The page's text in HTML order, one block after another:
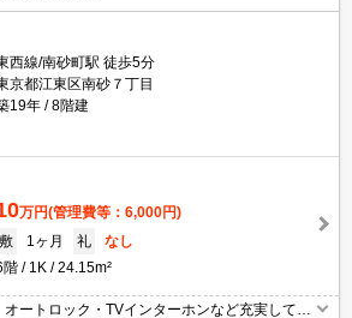
西線/南砂町駅 徒歩5分
京都江東区南砂７丁目
19年
8階建
万円(管理費等：6,000円)
敷
1ヶ月 礼
なし
階
1K 24.15m²
ートロック・TVインターホンなど充実してい